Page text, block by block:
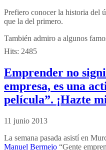
Prefiero conocer la historia del
que la del primero.
También admiro a algunos
Hits: 2485
Emprender no
empresa, es una
película”. ¡Hazte
11 junio 2013
La semana pasada asistí en
Manuel Bermejo “Gente